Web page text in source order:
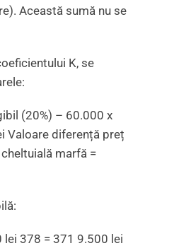
Această sumă nu se
K, se
(20%) – 60.000 x
Valoare diferență preț
marfă =
378 = 371 9.500 lei